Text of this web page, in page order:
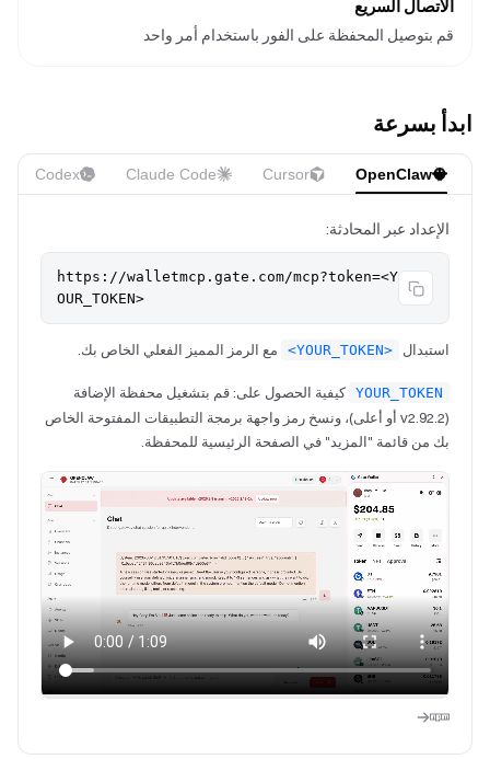
الاتصال السريع
قم بتوصيل المحفظة على الفور باستخدام أمر واحد
ابدأ بسرعة
OpenClaw
Cursor
Claude Code
Codex
الإعداد عبر المحادثة:
https://walletmcp.gate.com/mcp?token=<Y
OUR_TOKEN>
استبدال <YOUR_TOKEN> مع الرمز المميز الفعلي الخاص بك.
YOUR_TOKEN كيفية الحصول على: قم بتشغيل محفظة الإضافة
(v2.92.2 أو أعلى)، ونسخ رمز واجهة برمجة التطبيقات المفتوحة الخاص
بك من قائمة "المزيد" في الصفحة الرئيسية للمحفظة.